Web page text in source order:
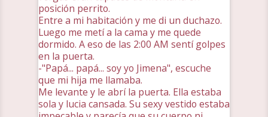
posición perrito.
Entre a mi habitación y me di un duchazo.
Luego me metí a la cama y me quede
dormido. A eso de las 2:00 AM sentí golpes
en la puerta.
-"Papá... papá... soy yo Jimena", escuche
que mi hija me llamaba.
Me levante y le abrí la puerta. Ella estaba
sola y lucia cansada. Su sexy vestido estaba